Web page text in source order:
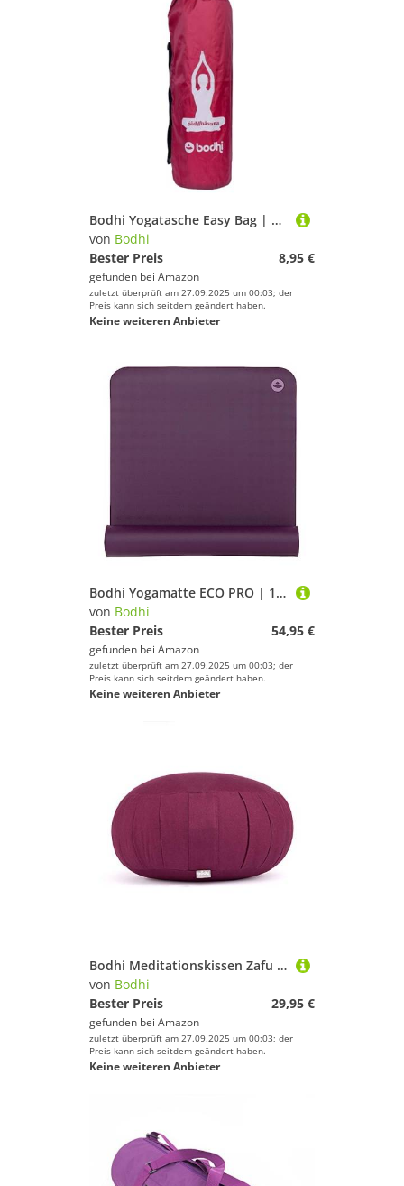
Bodhi Yogatasche Easy Bag | Tasche für Schurwollmatten & Yogamatten | Yogamatten-Tasche im XL-Format | Sporttasche für Yoga mit Design-Print | aubergine, 60 cm
von Bodhi
Bester Preis
8,95 €
gefunden bei Amazon
zuletzt überprüft am 27.09.2025 um 00:03; der
Preis kann sich seitdem geändert haben.
Keine weiteren Anbieter
Bodhi Yogamatte ECO PRO | 100% Naturkautschuk | Extrem Rutschfest | 100% natürlich & umweltfreundlich | Profi-Matte für Yoga & Pilates | Ideal für dynamisches Yoga | 185 x 60 x 0,4 cm | violett
von Bodhi
Bester Preis
54,95 €
gefunden bei Amazon
zuletzt überprüft am 27.09.2025 um 00:03; der
Preis kann sich seitdem geändert haben.
Keine weiteren Anbieter
Bodhi Meditationskissen Zafu ECO | Klassisches Traditionelles Yogakissen Rund mit Dehnfalten | Bezug aus 100% Bio-Baumwolle | Hohes Yoga Sitzkissen mit Bio Dinkelfüllung | Sitzhöhe 19 cm
von Bodhi
Bester Preis
29,95 €
gefunden bei Amazon
zuletzt überprüft am 27.09.2025 um 00:03; der
Preis kann sich seitdem geändert haben.
Keine weiteren Anbieter